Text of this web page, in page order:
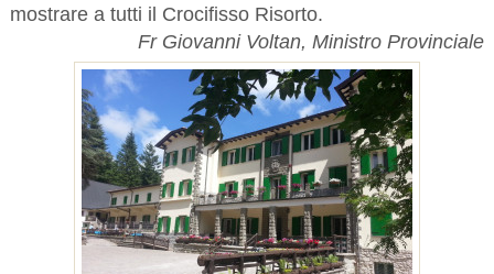
mostrare a tutti il Crocifisso Risorto.
Fr Giovanni Voltan, Ministro Provinciale